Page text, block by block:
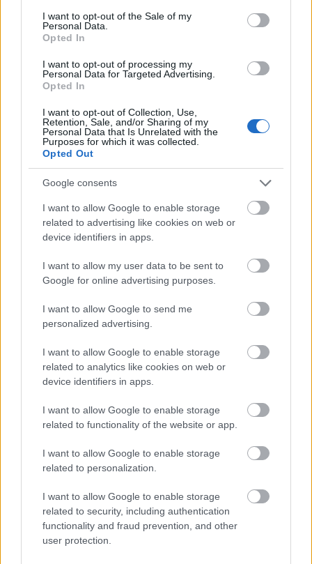
consent section.
I want to opt-out of the Sale of my
Personal Data.
Opted In
I want to opt-out of processing my
Personal Data for Targeted Advertising.
Opted In
I want to opt-out of Collection, Use,
Retention, Sale, and/or Sharing of my
Personal Data that Is Unrelated with the
Purposes for which it was collected.
Opted Out
Google consents
I want to allow Google to enable storage
related to advertising like cookies on web or
device identifiers in apps.
I want to allow my user data to be sent to
Google for online advertising purposes.
I want to allow Google to send me
personalized advertising.
I want to allow Google to enable storage
related to analytics like cookies on web or
device identifiers in apps.
I want to allow Google to enable storage
related to functionality of the website or app.
I want to allow Google to enable storage
related to personalization.
I want to allow Google to enable storage
related to security, including authentication
functionality and fraud prevention, and other
user protection.
Διαβάζονται αυτή τη στιγμή
Τράπεζες: Στα 55,5 εκατ. ευρώ ο λογαριασμός
Νέο Χωροταξικό Τουρισμού: Οι νέες «κόκκινες
γραμμές» για το περιβάλλον και τι αλλάζει σε
ξενοδοχεία, νησιά και επενδύσεις
Τα ανοιχτά μέτωπα για την ενίσχυση της
ελληνικής βιομηχανίας
Μασκ: «Πλήρως αληθινή» η πρόθεση του 2018
για απόσυρση της Tesla από την Wall Street
TAGS: Tesla Έλον Μασκ (Elon Musk)
BEST OFINTERNET